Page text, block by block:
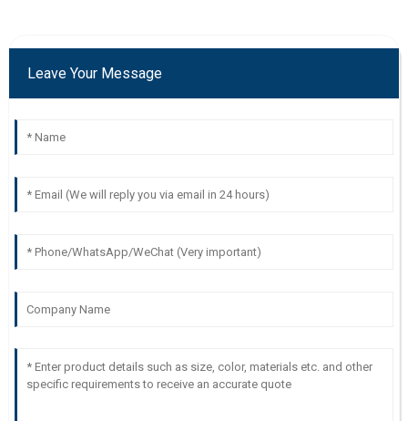
Leave Your Message